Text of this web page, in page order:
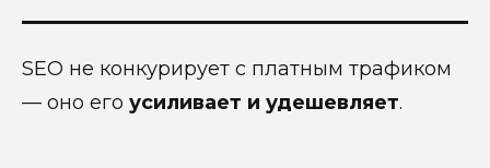
SEO не конкурирует с платным трафиком
— оно его усиливает и удешевляет.